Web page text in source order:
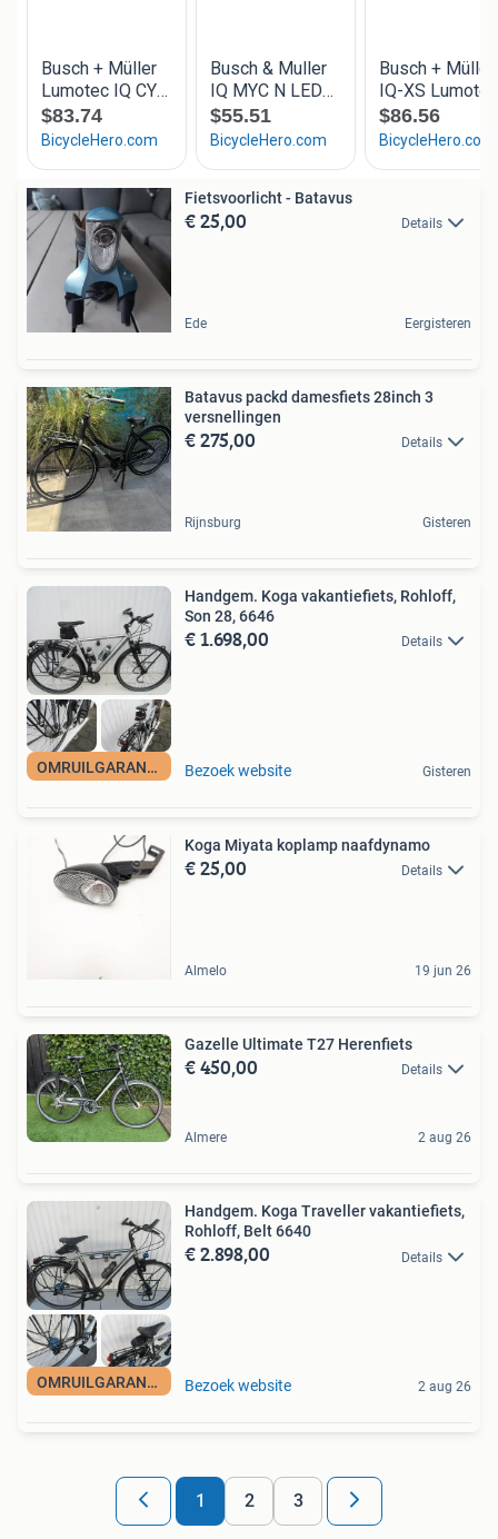
Fietsvoorlicht - Batavus
€ 25,00 Details
Ede Eergisteren
Batavus packd damesfiets 28inch 3
versnellingen
€ 275,00 Details
Rijnsburg Gisteren
OMRUILGARANTIE
Handgem. Koga vakantiefiets, Rohloff,
Son 28, 6646
€ 1.698,00 Details
Bezoek website Gisteren
Koga Miyata koplamp naafdynamo
€ 25,00 Details
Almelo 19 jun 26
Gazelle Ultimate T27 Herenfiets
€ 450,00 Details
Almere 2 aug 26
OMRUILGARANTIE
Handgem. Koga Traveller vakantiefiets,
Rohloff, Belt 6640
€ 2.898,00 Details
Bezoek website 2 aug 26
1 2 3